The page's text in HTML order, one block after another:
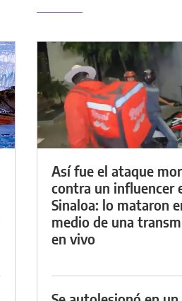
Así fue el ataque
contra un influencer
Sinaloa: lo mataron
medio de una
en vivo